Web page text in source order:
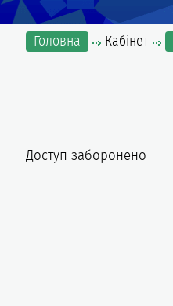
Головна Кабінет
Доступ заборонено